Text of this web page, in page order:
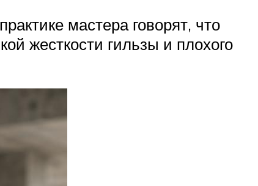
мастера говорят, что
жесткости гильзы и плохого